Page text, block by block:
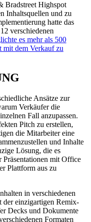
Bradstreet Highspot
Inhaltsquellen und zu
hatte das
verschiedenen
es mehr als 500
mit dem Verkauf zu
Ansätze zur
Verkäufer die
Fall anzupassen.
Pitch zu erstellen,
die Mitarbeiter eine
und Inhalte
Lösung, die es
mit Office
Plattform aus zu
in verschiedenen
der einzigartigen Remix-
Decks und Dokumente
Formaten